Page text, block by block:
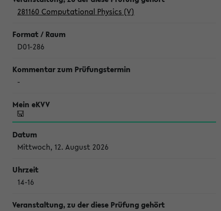
281160 Computational Physics (V)
D01-286
-
Mittwoch, 12. August 2026
14-16